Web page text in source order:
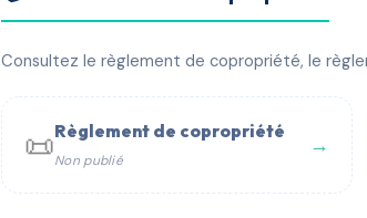
SDC 9 AVENUE
📍 9 av emile acollas 75007 Paris
📞 Contacter Syndic Digital 💬
Consultez le règlement de copropriété, le
📜Règlement de copropriété
Non publié
→